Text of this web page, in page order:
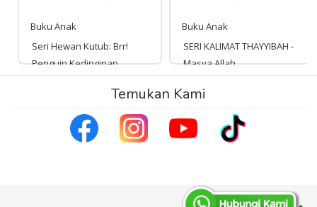
Buku Anak
Seri Hewan Kutub: Brr!
Penguin Kedinginan
45,000
Buku Anak
SERI KALIMAT THAYYIBAH -
Masya Allah
Rp 53,000
Temukan Kami